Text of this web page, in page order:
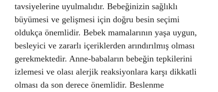
tavsiyelerine uyulmalıdır. Bebeğinizin sağlıklı
büyümesi ve gelişmesi için doğru besin seçimi
oldukça önemlidir. Bebek mamalarının yaşa uygun,
besleyici ve zararlı içeriklerden arındırılmış olması
gerekmektedir. Anne-babaların bebeğin tepkilerini
izlemesi ve olası alerjik reaksiyonlara karşı dikkatli
olması da son derece önemlidir. Beslenme